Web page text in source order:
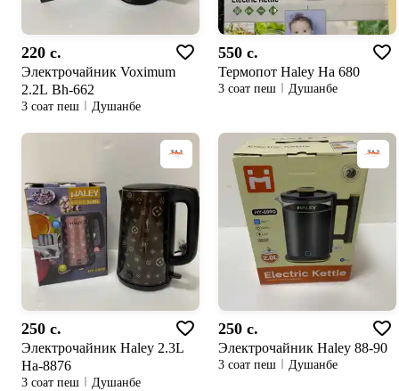
220 c.
Электрочайник Voximum
2.2L Bh-662
3 соат пеш Душанбе
550 c.
Термопот Haley Ha 680
3 соат пеш Душанбе
250 c.
Электрочайник Haley 2.3L
Ha-8876
3 соат пеш Душанбе
250 c.
Электрочайник Haley 88-90
3 соат пеш Душанбе